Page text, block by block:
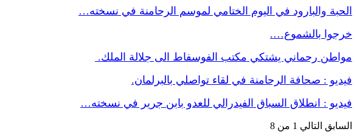
الحبة والبارود في اليوم الختامي لموسم الرحامنة في نسخته…
خرجوا بالشموع….
مواطن رحماني يشتكي مكتب الفوسفاط الى جلالة الملك.
فيديو : صحافة الرحامنة في لقاء تواصلي بالبرلمان.
فيديو : انطلاق السباق الفيدرالي للعدو بابن جرير في نسخته…
السابق التالي 1 من 8